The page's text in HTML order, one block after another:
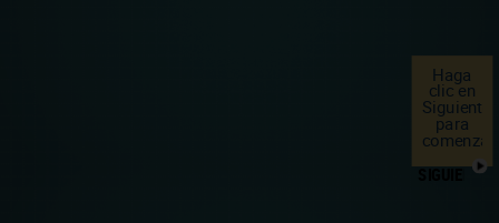
Haga
clic en
Siguiente
para
comenzar
SIGUIENTE